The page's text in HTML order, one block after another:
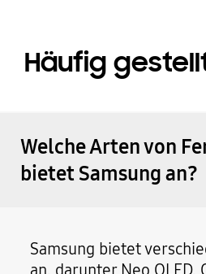
Häufig
Welche Arten von
bietet Samsung an?
Samsung bietet
an, darunter Neo QLED,